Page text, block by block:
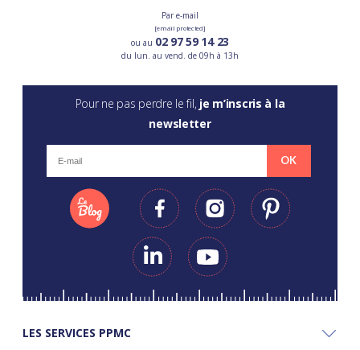
Par e-mail
[email protected]
ou au 02 97 59 14 23
du lun. au vend. de 09h à 13h
Pour ne pas perdre le fil, je m’inscris à la
newsletter
OK
LES SERVICES PPMC